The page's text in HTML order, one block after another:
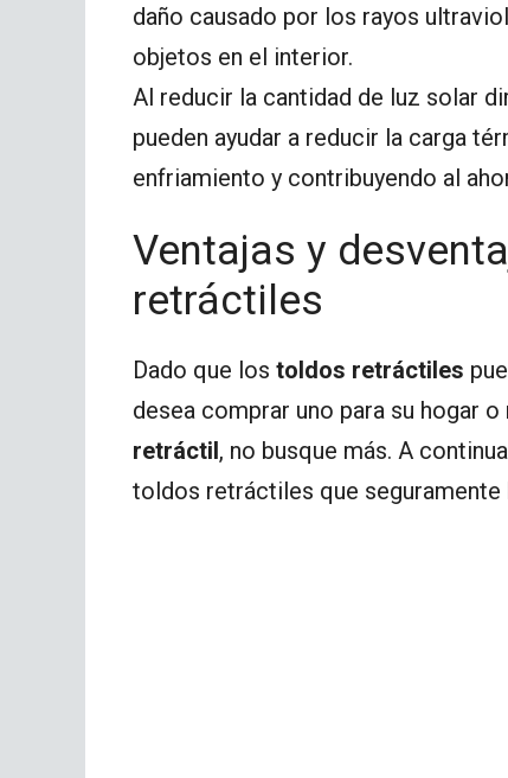
daño causado por los rayos
objetos en el interior.
Al reducir la cantidad de luz solar
pueden ayudar a reducir la carga
enfriamiento y contribuyendo al
Ventajas y
retráctiles
Dado que los toldos retráctiles
desea comprar uno para su hogar
retráctil, no busque más. A
toldos retráctiles que seguramente